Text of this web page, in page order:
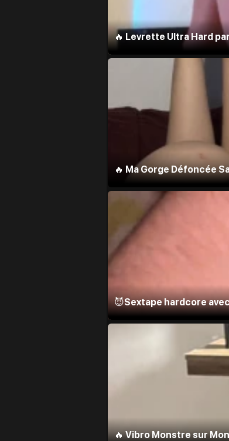
🔥 Levrette Ultra Hard
🔥 Ma Gorge Défoncée
😈Sextape hardcore
🔥 Vibro Monstre sur